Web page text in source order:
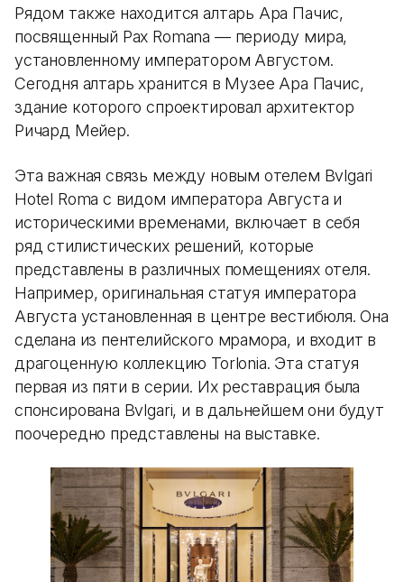
Рядом также находится алтарь Ара Пачис,
посвященный Pax Romana — периоду мира,
установленному императором Августом.
Сегодня алтарь хранится в Музее Ара Пачис,
здание которого спроектировал архитектор
Ричард Мейер.
Эта важная связь между новым отелем Bvlgari
Hotel Roma с видом императора Августа и
историческими временами, включает в себя
ряд стилистических решений, которые
представлены в различных помещениях отеля.
Например, оригинальная статуя императора
Августа установленная в центре вестибюля. Она
сделана из пентелийского мрамора, и входит в
драгоценную коллекцию Torlonia. Эта статуя
первая из пяти в серии. Их реставрация была
спонсирована Bvlgari, и в дальнейшем они будут
поочередно представлены на выставке.